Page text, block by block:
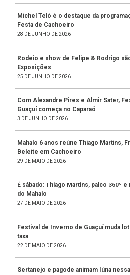
Michel Teló é o destaque da
Festa de Cachoeiro
28 DE JUNHO DE 2026
Rodeio e show de Felipe & Rodrigo
Exposições
25 DE JUNHO DE 2026
Com Alexandre Pires e Almir Sater,
Guaçuí começa no Caparaó
3 DE JUNHO DE 2026
Mahalo 6 anos reúne Thiago Martins,
Beleite em Cachoeiro
29 DE MAIO DE 2026
É sábado: Thiago Martins, palco 360º
do Mahalo
27 DE MAIO DE 2026
Festival de Inverno de Guaçuí muda
taxa
22 DE MAIO DE 2026
Sertanejo e pagode animam Iúna